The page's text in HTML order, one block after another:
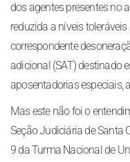
dos agentes presentes no
reduzida a níveis
correspondente
adicional (SAT) destinado
aposentadorias especiais,
Mas este não foi o
Seção Judiciária de Santa
9 da Turma Nacional de